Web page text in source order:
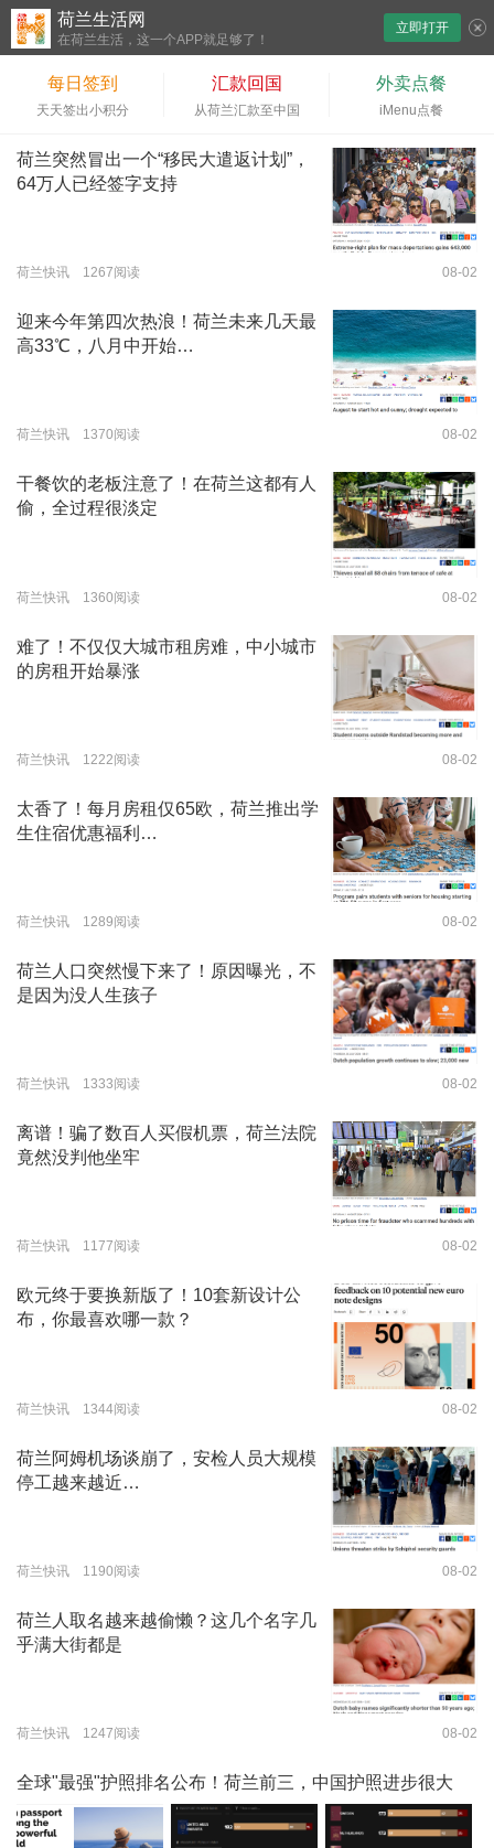
荷兰生活网
在荷兰生活，这一个APP就足够了！
立即打开
每日签到
天天签出小积分
汇款回国
从荷兰汇款至中国
外卖点餐
iMenu点餐
荷兰突然冒出一个“移民大遣返计划”，
64万人已经签字支持
荷兰快讯 1267阅读 08-02
迎来今年第四次热浪！荷兰未来几天最
高33℃，八月中开始…
荷兰快讯 1370阅读 08-02
干餐饮的老板注意了！在荷兰这都有人
偷，全过程很淡定
荷兰快讯 1360阅读 08-02
难了！不仅仅大城市租房难，中小城市
的房租开始暴涨
荷兰快讯 1222阅读 08-02
太香了！每月房租仅65欧，荷兰推出学
生住宿优惠福利…
荷兰快讯 1289阅读 08-02
荷兰人口突然慢下来了！原因曝光，不
是因为没人生孩子
荷兰快讯 1333阅读 08-02
离谱！骗了数百人买假机票，荷兰法院
竟然没判他坐牢
荷兰快讯 1177阅读 08-02
欧元终于要换新版了！10套新设计公
布，你最喜欢哪一款？
荷兰快讯 1344阅读 08-02
荷兰阿姆机场谈崩了，安检人员大规模
停工越来越近…
荷兰快讯 1190阅读 08-02
荷兰人取名越来越偷懒？这几个名字几
乎满大街都是
荷兰快讯 1247阅读 08-02
全球"最强"护照排名公布！荷兰前三，中国护照进步很大